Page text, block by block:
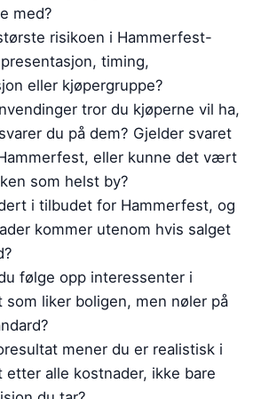
med?
risikoen i Hammerfest-
timing,
eller kjøpergruppe?
tror du kjøperne vil ha,
du på dem? Gjelder svaret
eller kunne det vært
som helst by?
i tilbudet for Hammerfest, og
kommer utenom hvis salget
følge opp interessenter i
som liker boligen, men nøler på
mener du er realistisk i
etter alle kostnader, ikke bare